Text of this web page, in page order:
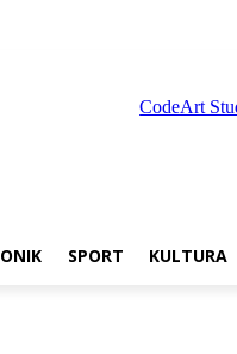
SPORT KULTURA